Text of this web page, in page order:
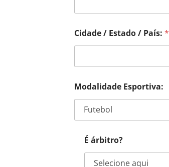
Cidade / Estado / País:*
Modalidade Esportiva:
É árbitro?